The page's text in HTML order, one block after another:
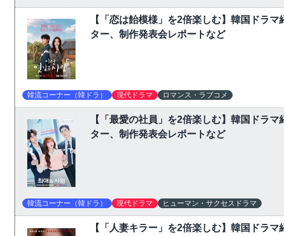
【「恋は飴模様」を2倍楽しむ】韓国ドラ
ター、制作発表会レポートなど
韓流コーナー（韓ドラ） 現代ドラマ ロマンス・ラブコメ
【「最愛の社員」を2倍楽しむ】韓国ドラ
ター、制作発表会レポートなど
韓流コーナー（韓ドラ） 現代ドラマ ヒューマン・サクセスドラマ
【「人妻キラー」を2倍楽しむ】韓国ドラ